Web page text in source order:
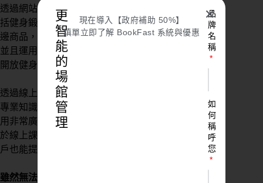
透過網站創建商店抑或知名平台上架銷售商品，其中包
括健身鍛鍊指南、食譜書或平時健身時所運用的到的周
邊商品，以幫助您的成員在家時，也能接收到您的產品
並且運用於課程上。而透過現今準備齊全，在未來再次
開放健身房時，可以完善的運用，節省時間。
透過線上開設班級也是另外一種收入來源，無論是提供
專業知識的授課還是
現今線上平台的運
用非常廣泛，透過平台宣傳健身房所推出的產品，結合
於線上課程，教學過程中，可以輕鬆與客戶互動，讓客
戶也能提出建議及反饋。
雖然無法直接地與客戶互動，但在這科技化的社會，加
更
智
能
的
場
館
管
理
現在導入【政府補助 50%】
填單立即了解 BookFast 系統與優惠
品
牌
名
稱
如
何
稱
呼
您
✕